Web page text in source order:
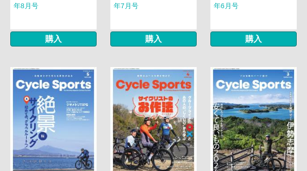
年8月号
購入
年7月号
購入
年6月号
購入